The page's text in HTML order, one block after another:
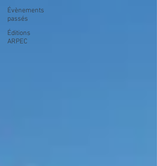
Évènements
passés
Éditions
ARPEC